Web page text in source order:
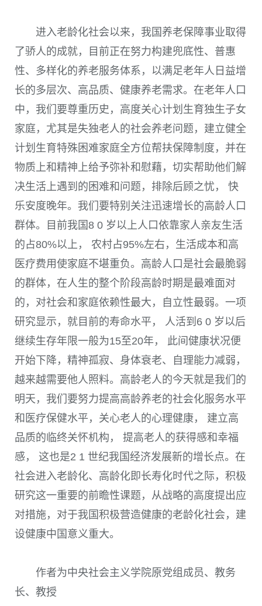
进入老龄化社会以来，我国养老保障事业取得
了骄人的成就，目前正在努力构建兜底性、普惠
性、多样化的养老服务体系，以满足老年人日益增
长的多层次、高品质、健康养老需求。在老年人口
中，我们要尊重历史，高度关心计划生育独生子女
家庭，尤其是失独老人的社会养老问题，建立健全
计划生育特殊困难家庭全方位帮扶保障制度，并在
物质上和精神上给予弥补和慰藉，切实帮助他们解
决生活上遇到的困难和问题，排除后顾之忧， 快
乐安度晚年。我们要特别关注迅速增长的高龄人口
群体。目前我国8 0 岁以上人口依靠家人亲友生活
的占80%以上， 农村占95%左右，生活成本和高
医疗费用使家庭不堪重负。高龄人口是社会最脆弱
的群体，在人生的整个阶段高龄时期是最难面对
的，对社会和家庭依赖性最大，自立性最弱。一项
研究显示，就目前的寿命水平， 人活到 6 0 岁以后
继续生存年限一般为15至20年， 此间健康状况便
开始下降，精神孤寂、身体衰老、自理能力减弱，
越来越需要他人照料。高龄老人的今天就是我们的
明天，我们要努力提高高龄养老的社会化服务水平
和医疗保健水平，关心老人的心理健康， 建立高
品质的临终关怀机构， 提高老人的获得感和幸福
感， 这也是2 1 世纪我国经济发展新的增长点。在
社会进入老龄化、高龄化即长寿化时代之际，积极
研究这一重要的前瞻性课题，从战略的高度提出应
对措施，对于我国积极营造健康的老龄化社会，建
设健康中国意义重大。
作者为中央社会主义学院原党组成员、教务
长、教授